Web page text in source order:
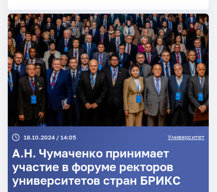
видеоролики. В них рассказывается о последних
мошеннических схемах.
18.10.2024 / 14:05 Университет
А.Н. Чумаченко принимает
участие в форуме ректоров
университетов стран БРИКС